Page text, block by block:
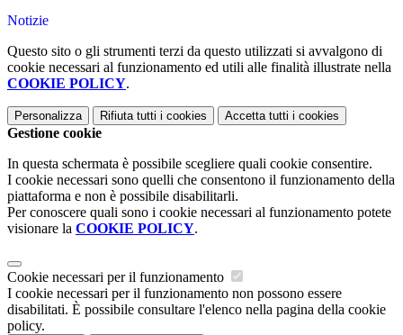
Notizie
Questo sito o gli strumenti terzi da questo utilizzati si avvalgono di
cookie necessari al funzionamento ed utili alle finalità illustrate nella
COOKIE POLICY.
Personalizza Rifiuta tutti i cookies Accetta tutti i cookies
Gestione cookie
In questa schermata è possibile scegliere quali cookie consentire.
I cookie necessari sono quelli che consentono il funzionamento della
piattaforma e non è possibile disabilitarli.
Per conoscere quali sono i cookie necessari al funzionamento potete
visionare la COOKIE POLICY.
Cookie necessari per il funzionamento
I cookie necessari per il funzionamento non possono essere
disabilitati. È possibile consultare l'elenco nella pagina della cookie
policy.